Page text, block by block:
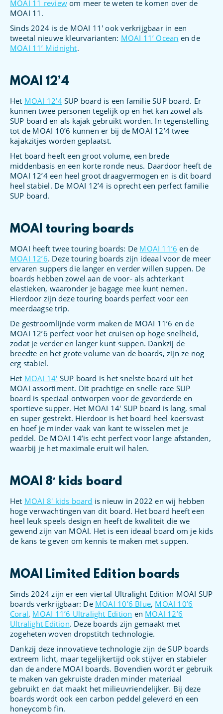
MOAI 11 reviewom meer te weten te komen over de
MOAI 11.
Sinds 2024 is de MOAI 11′ ook verkrijgbaar in een
tweetal nieuwe kleurvarianten: MOAI 11’ Ocean en de
MOAI 11’ Midnight.
MOAI 12’4
Het MOAI 12’4SUP board is een familie SUP board. Er
kunnen twee personen tegelijk op en het kan zowel als
SUP board en als kajak gebruikt worden. In tegenstelling
tot de MOAI 10’6 kunnen er bij de MOAI 12’4 twee
kajakzitjes worden geplaatst.
Het board heeft een groot volume, een brede
middenbasis en een korte ronde neus. Daardoor heeft de
MOAI 12’4 een heel groot draagvermogen en is dit board
heel stabiel. De MOAI 12’4 is oprecht een perfect familie
SUP board.
MOAI touring boards
MOAI heeft twee touring boards: De MOAI 11’6 en de
MOAI 12’6. Deze touring boards zijn ideaal voor de meer
ervaren suppers die langer en verder willen suppen. De
boards hebben zowel aan de voor- als achterkant
elastieken, waaronder je bagage mee kunt nemen.
Hierdoor zijn deze touring boards perfect voor een
meerdaagse trip.
De gestroomlijnde vorm maken de MOAI 11’6 en de
MOAI 12’6 perfect voor het cruisen op hoge snelheid,
zodat je verder en langer kunt suppen. Dankzij de
breedte en het grote volume van de boards, zijn ze nog
erg stabiel.
Het MOAI 14′ SUP board is het snelste board uit het
MOAI assortiment. Dit prachtige en snelle race SUP
board is speciaal ontworpen voor de gevorderde en
sportieve supper. Het MOAI 14′ SUP board is lang, smal
en super gestrekt. Hierdoor is het board heel koersvast
en hoef je minder vaak van kant te wisselen met je
peddel. De MOAI 14’is echt perfect voor lange afstanden,
waarbij je het maximale eruit wil halen.
MOAI 8′ kids board
Het MOAI 8′ kids board is nieuw in 2022 en wij hebben
hoge verwachtingen van dit board. Het board heeft een
heel leuk speels design en heeft de kwaliteit die we
gewend zijn van MOAI. Het is een ideaal board om je kids
de kans te geven om kennis te maken met suppen.
MOAI Limited Edition boards
Sinds 2024 zijn er een viertal Ultralight Edition MOAI SUP
boards verkrijgbaar: De MOAI 10’6 Blue, MOAI 10’6
Coral, MOAI 11’6 Ultralight Edition en MOAI 12’6
Ultralight Edition. Deze boards zijn gemaakt met
zogeheten woven dropstitch technologie.
Dankzij deze innovatieve technologie zijn de SUP boards
extreem licht, maar tegelijkertijd ook stijver en stabieler
dan de andere MOAI boards. Bovendien wordt er gebruik
te maken van gekruiste draden minder materiaal
gebruikt en dat maakt het milieuvriendelijker. Bij deze
boards wordt ook een carbon peddel geleverd en een
honeycomb fin.